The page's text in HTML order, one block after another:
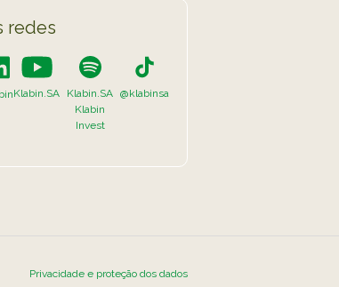
redes
Klabin.SA
Klabin.SA
Klabin
Invest
@klabinsa
Privacidade e proteção dos dados